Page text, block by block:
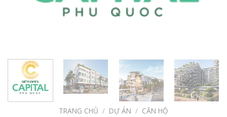
TRANG CHỦ / DỰ ÁN / CĂN HỘ